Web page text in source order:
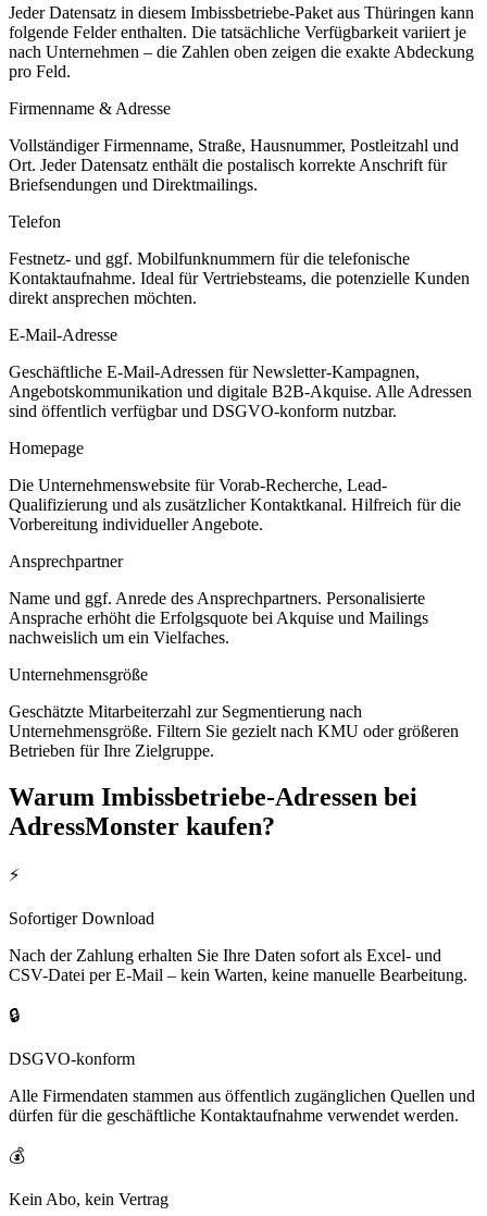
Jeder Datensatz in diesem Imbissbetriebe-Paket aus Thüringen kann
folgende Felder enthalten. Die tatsächliche Verfügbarkeit variiert je
nach Unternehmen – die Zahlen oben zeigen die exakte Abdeckung
pro Feld.
Firmenname & Adresse
Vollständiger Firmenname, Straße, Hausnummer, Postleitzahl und
Ort. Jeder Datensatz enthält die postalisch korrekte Anschrift für
Briefsendungen und Direktmailings.
Telefon
Festnetz- und ggf. Mobilfunknummern für die telefonische
Kontaktaufnahme. Ideal für Vertriebsteams, die potenzielle Kunden
direkt ansprechen möchten.
E-Mail-Adresse
Geschäftliche E-Mail-Adressen für Newsletter-Kampagnen,
Angebotskommunikation und digitale B2B-Akquise. Alle Adressen
sind öffentlich verfügbar und DSGVO-konform nutzbar.
Homepage
Die Unternehmenswebsite für Vorab-Recherche, Lead-
Qualifizierung und als zusätzlicher Kontaktkanal. Hilfreich für die
Vorbereitung individueller Angebote.
Ansprechpartner
Name und ggf. Anrede des Ansprechpartners. Personalisierte
Ansprache erhöht die Erfolgsquote bei Akquise und Mailings
nachweislich um ein Vielfaches.
Unternehmensgröße
Geschätzte Mitarbeiterzahl zur Segmentierung nach
Unternehmensgröße. Filtern Sie gezielt nach KMU oder größeren
Betrieben für Ihre Zielgruppe.
Warum Imbissbetriebe-Adressen bei
AdressMonster kaufen?
⚡
Sofortiger Download
Nach der Zahlung erhalten Sie Ihre Daten sofort als Excel- und
CSV-Datei per E-Mail – kein Warten, keine manuelle Bearbeitung.
🔒
DSGVO-konform
Alle Firmendaten stammen aus öffentlich zugänglichen Quellen und
dürfen für die geschäftliche Kontaktaufnahme verwendet werden.
💰
Kein Abo, kein Vertrag